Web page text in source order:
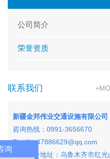
公司简介
荣誉资质
联系我们
新疆金邦伟业交通设施有限公司
咨询热线：0991-3656670
Email：47886629@qq.com
市区办公地址： 乌鲁木齐市红光
询